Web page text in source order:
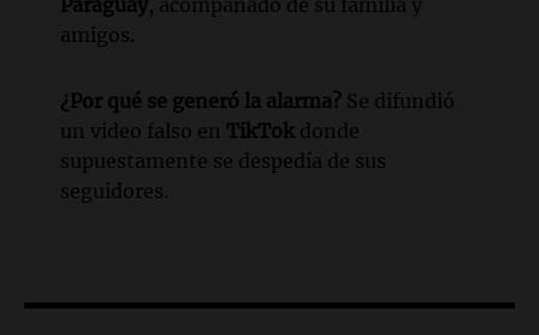
amigos.
¿Por qué se generó la alarma? Se difundió
un video falso en TikTok donde
supuestamente se despedía de sus
seguidores.